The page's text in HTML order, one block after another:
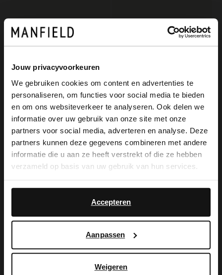
Jouw privacyvoorkeuren
We gebruiken cookies om content en advertenties te
personaliseren, om functies voor social media te bieden
en om ons websiteverkeer te analyseren. Ook delen we
informatie over uw gebruik van onze site met onze
partners voor social media, adverteren en analyse. Deze
partners kunnen deze gegevens combineren met andere
informatie die u aan ze heeft verstrekt of die ze hebben
verzameld op basis van uw gebruik van hun services.
Accepteren
Aanpassen
Weigeren
Manfield
Marineblaue Veloursleder-Schnürschuhe Braune Lederschnürboots
Cognacfarbene Veloursleder-Schnürschuhe
139.99
Braune Schnürboots
139.99
×
View this website in English?
It looks like your language isn't Dutch. Would
you like to switch to English?
English